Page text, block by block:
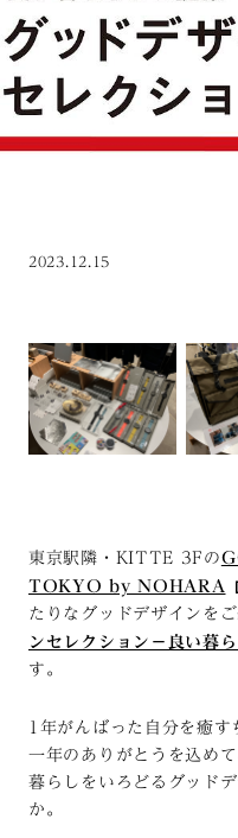
2023.12.15
東京駅隣・KITTE 3Fの
TOKYO by NOHARA
たりなグッドデザインを
ンセレクション－良い暮
す。
1年がんばった自分を癒
一年のありがとうを込めて
暮らしをいろどるグッド
か。